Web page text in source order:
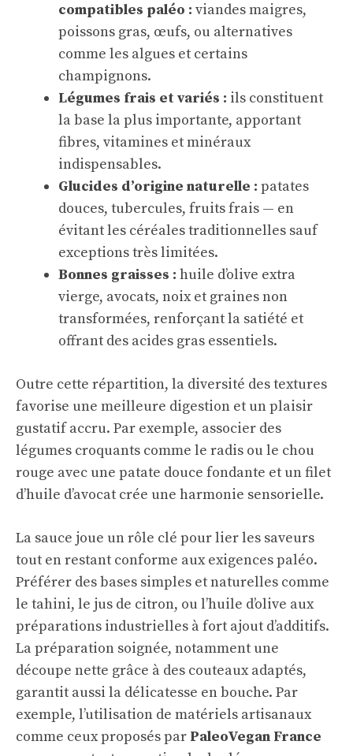
compatibles paléo : viandes maigres,
poissons gras, œufs, ou alternatives
comme les algues et certains
champignons.
Légumes frais et variés : ils constituent
la base la plus importante, apportant
fibres, vitamines et minéraux
indispensables.
Glucides d’origine naturelle : patates
douces, tubercules, fruits frais — en
évitant les céréales traditionnelles sauf
exceptions très limitées.
Bonnes graisses : huile d’olive extra
vierge, avocats, noix et graines non
transformées, renforçant la satiété et
offrant des acides gras essentiels.
Outre cette répartition, la diversité des textures
favorise une meilleure digestion et un plaisir
gustatif accru. Par exemple, associer des
légumes croquants comme le radis ou le chou
rouge avec une patate douce fondante et un filet
d’huile d’avocat crée une harmonie sensorielle.
La sauce joue un rôle clé pour lier les saveurs
tout en restant conforme aux exigences paléo.
Préférer des bases simples et naturelles comme
le tahini, le jus de citron, ou l’huile d’olive aux
préparations industrielles à fort ajout d’additifs.
La préparation soignée, notamment une
découpe nette grâce à des couteaux adaptés,
garantit aussi la délicatesse en bouche. Par
exemple, l’utilisation de matériels artisanaux
comme ceux proposés par PaleoVegan France